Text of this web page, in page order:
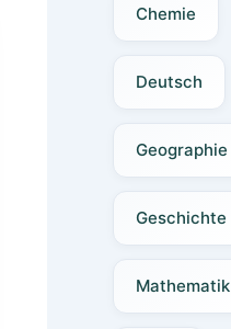
Chemie
Deutsch
Geographie
Geschichte
Mathematik